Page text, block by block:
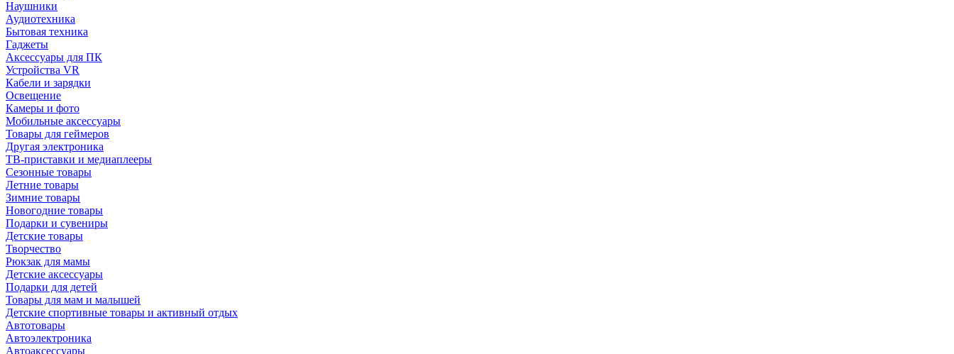
Наушники
Аудиотехника
Бытовая техника
Гаджеты
Аксессуары для ПК
Устройства VR
Кабели и зарядки
Освещение
Камеры и фото
Мобильные аксессуары
Товары для геймеров
Другая электроника
ТВ-приставки и медиаплееры
Сезонные товары
Летние товары
Зимние товары
Новогодние товары
Подарки и сувениры
Детские товары
Творчество
Рюкзак для мамы
Детские аксессуары
Подарки для детей
Товары для мам и малышей
Детские спортивные товары и активный отдых
Автотовары
Автоэлектроника
Автоаксессуары